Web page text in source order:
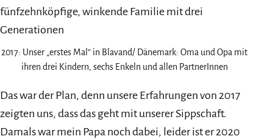
2017: Unser „erstes Mal“ in Blavand/ Dänemark: Oma und Opa mit
ihren drei Kindern, sechs Enkeln und allen PartnerInnen
Das war der Plan, denn unsere Erfahrungen von 2017
zeigten uns, dass das geht mit unserer Sippschaft.
Damals war mein Papa noch dabei, leider ist er 2020